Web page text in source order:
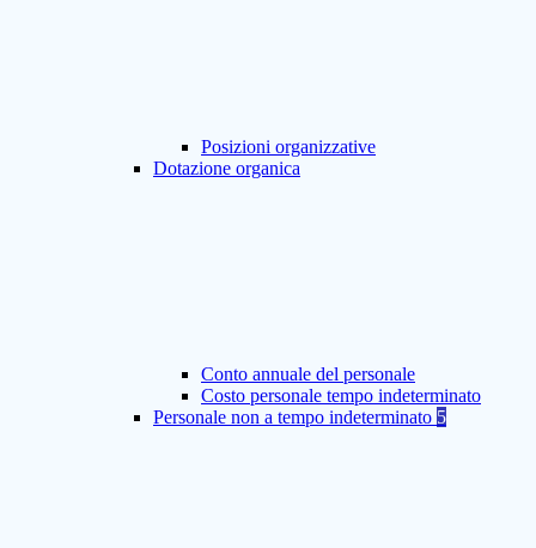
Posizioni organizzative
Dotazione organica
Conto annuale del personale
Costo personale tempo indeterminato
Personale non a tempo indeterminato 5